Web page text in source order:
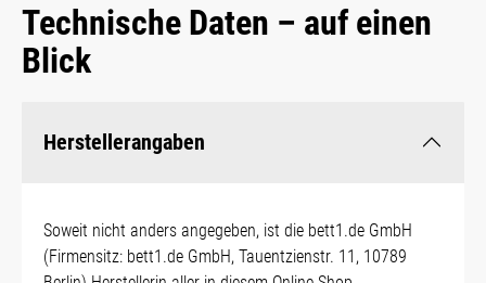
Technische Daten – auf einen
Blick
Herstellerangaben
Soweit nicht anders angegeben, ist die bett1.de GmbH
(Firmensitz: bett1.de GmbH, Tauentzienstr. 11, 10789